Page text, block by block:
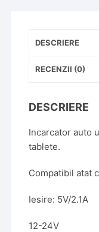
DESCRIERE
RECENZII (0)
DESCRIERE
Incarcator auto
tablete.
Compatibil atat
Iesire: 5V/2.1A
12-24V